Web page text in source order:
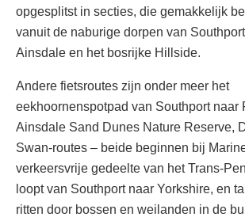
opgesplitst in secties, die gemakkelijk
vanuit de naburige dorpen van
Ainsdale en het bosrijke Hillside.
Andere fietsroutes zijn onder meer het
eekhoornenspotpad van Southport naar
Ainsdale Sand Dunes Nature Reserve,
Swan-routes – beide beginnen bij
verkeersvrije gedeelte van het Trans-
loopt van Southport naar Yorkshire, en
ritten door bossen en weilanden in de